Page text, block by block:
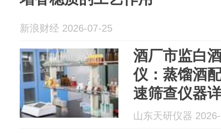
新浪财经 2026-07-25
酒厂市监白
仪：蒸馏酒
速筛查仪器
山东天研仪器